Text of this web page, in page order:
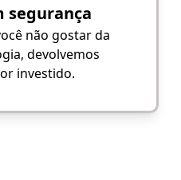
segurança
não gostar da
devolvemos
investido.